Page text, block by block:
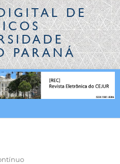
Legislação
CanaisDE
PARANÁ